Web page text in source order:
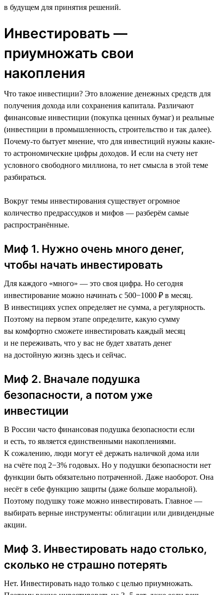
в будущем для принятия решений.
Инвестировать —
приумножать свои
накопления
Что такое инвестиции? Это вложение денежных средств для
получения дохода или сохранения капитала. Различают
финансовые инвестиции (покупка ценных бумаг) и реальные
(инвестиции в промышленность, строительство и так далее).
Почему-то бытует мнение, что для инвестиций нужны какие-
то астрономические цифры доходов. И если на счету нет
условного свободного миллиона, то нет смысла в этой теме
разбираться.
Вокруг темы инвестирования существует огромное
количество предрассудков и мифов — разберём самые
распространённые.
Миф 1. Нужно очень много денег,
чтобы начать инвестировать
Для каждого «много» — это своя цифра. Но сегодня
инвестирование можно начинать с 500−1000 ₽ в месяц.
В инвестициях успех определяет не сумма, а регулярность.
Поэтому на первом этапе определите, какую сумму
вы комфортно сможете инвестировать каждый месяц
и не переживать, что у вас не будет хватать денег
на достойную жизнь здесь и сейчас.
Миф 2. Вначале подушка
безопасности, а потом уже
инвестиции
В России часто финансовая подушка безопасности если
и есть, то является единственными накоплениями.
К сожалению, люди могут её держать наличкой дома или
на счёте под 2−3% годовых. Но у подушки безопасности нет
функции быть обязательно потраченной. Даже наоборот. Она
несёт в себе функцию защиты (даже больше моральной).
Поэтому подушку тоже можно инвестировать. Главное —
выбирать верные инструменты: облигации или дивидендные
акции.
Миф 3. Инвестировать надо столько,
сколько не страшно потерять
Нет. Инвестировать надо только с целью приумножать.